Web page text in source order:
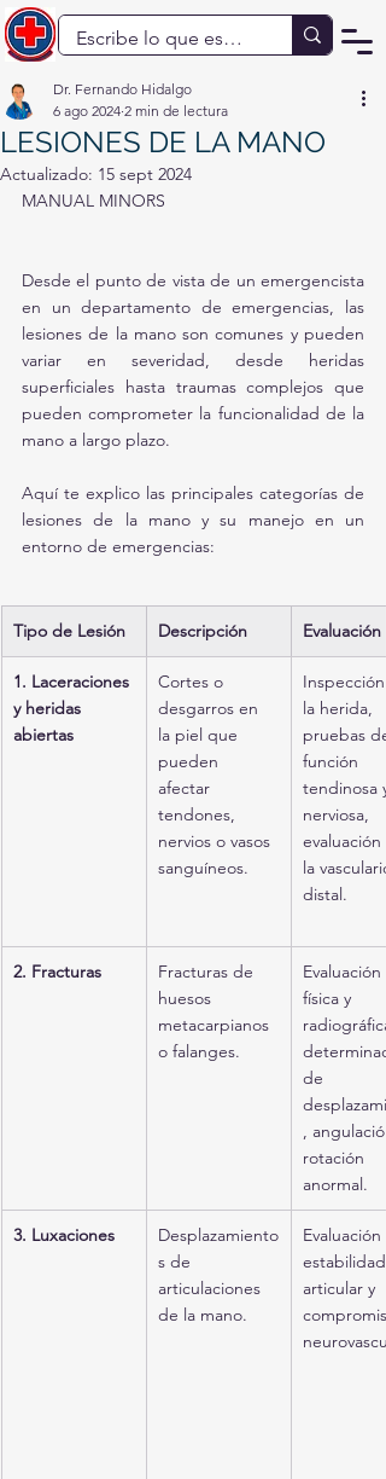
LESIONES DE LA MANO
Dr. Fernando Hidalgo
6 ago 2024 2 min de lectura
Actualizado: 15 sept 2024
MANUAL MINORS
Desde el punto de vista de un emergencista
en un departamento de emergencias, las
lesiones de la mano son comunes y pueden
variar en severidad, desde heridas
superficiales hasta traumas complejos que
pueden comprometer la funcionalidad de la
mano a largo plazo.
Aquí te explico las principales categorías de
lesiones de la mano y su manejo en un
entorno de emergencias:
Tipo de Lesión Descripción Evaluación
1. Laceraciones
y heridas
abiertas
Cortes o
desgarros en
la piel que
pueden
afectar
tendones,
nervios o vasos
sanguíneos.
Inspección
la herida,
pruebas de
función
tendinosa y
nerviosa,
evaluación
la
distal.
2. Fracturas
Fracturas de
huesos
metacarpianos
o falanges.
Evaluación
física y
de
,
rotación
anormal.
3. Luxaciones
Desplazamiento
s de
articulaciones
de la mano.
Evaluación
estabilidad
articular y